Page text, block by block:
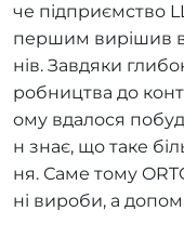
че підприємство
першим вирішив
нів. Завдяки
робництва до
ому вдалося
н знає, що таке
ня. Саме тому
ні вироби, а